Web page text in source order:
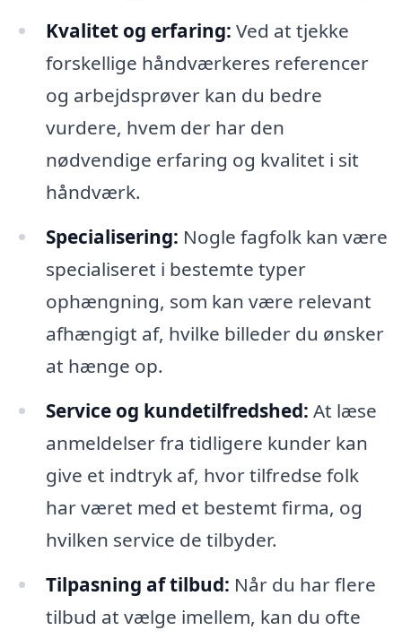
Kvalitet og erfaring: Ved at tjekke
forskellige håndværkeres referencer
og arbejdsprøver kan du bedre
vurdere, hvem der har den
nødvendige erfaring og kvalitet i sit
håndværk.
Specialisering: Nogle fagfolk kan være
specialiseret i bestemte typer
ophængning, som kan være relevant
afhængigt af, hvilke billeder du ønsker
at hænge op.
Service og kundetilfredshed: At læse
anmeldelser fra tidligere kunder kan
give et indtryk af, hvor tilfredse folk
har været med et bestemt firma, og
hvilken service de tilbyder.
Tilpasning af tilbud: Når du har flere
tilbud at vælge imellem, kan du ofte